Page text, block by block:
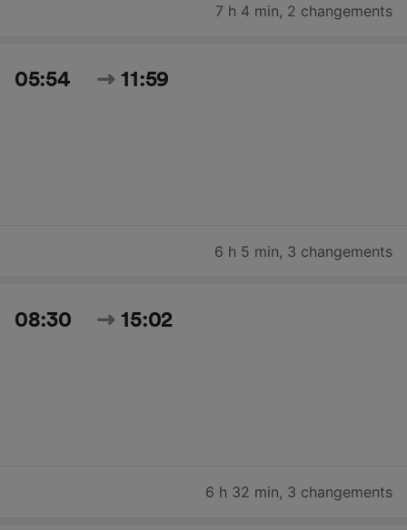
7 h 4 min, 2 changements
05:54 11:59
6 h 5 min, 3 changements
08:30 15:02
6 h 32 min, 3 changements